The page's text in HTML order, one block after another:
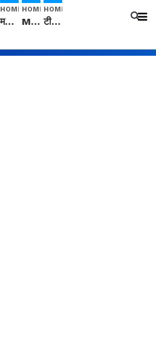
HOME
मनीषा हत्याकांड: हत्या, आत्महत्या या कोई बड़ा राज? | Full Story | Josh Haryana
HOME
Mangalsutra: हिंदू धर्म में शादी के बाद मंगलसूत्र क्यों पहनती है महिलाएं, किसने शुरु की ये परंपरा
HOME
टीम बीकेई ने एग्रीकल्चर ग्रेड की यूरिया खाद गट्टों में बदलकर टेक्निकल ग्रेड में बेचने वालों पर करवाई कार्रवाई: लखविंदर सिंह औलख